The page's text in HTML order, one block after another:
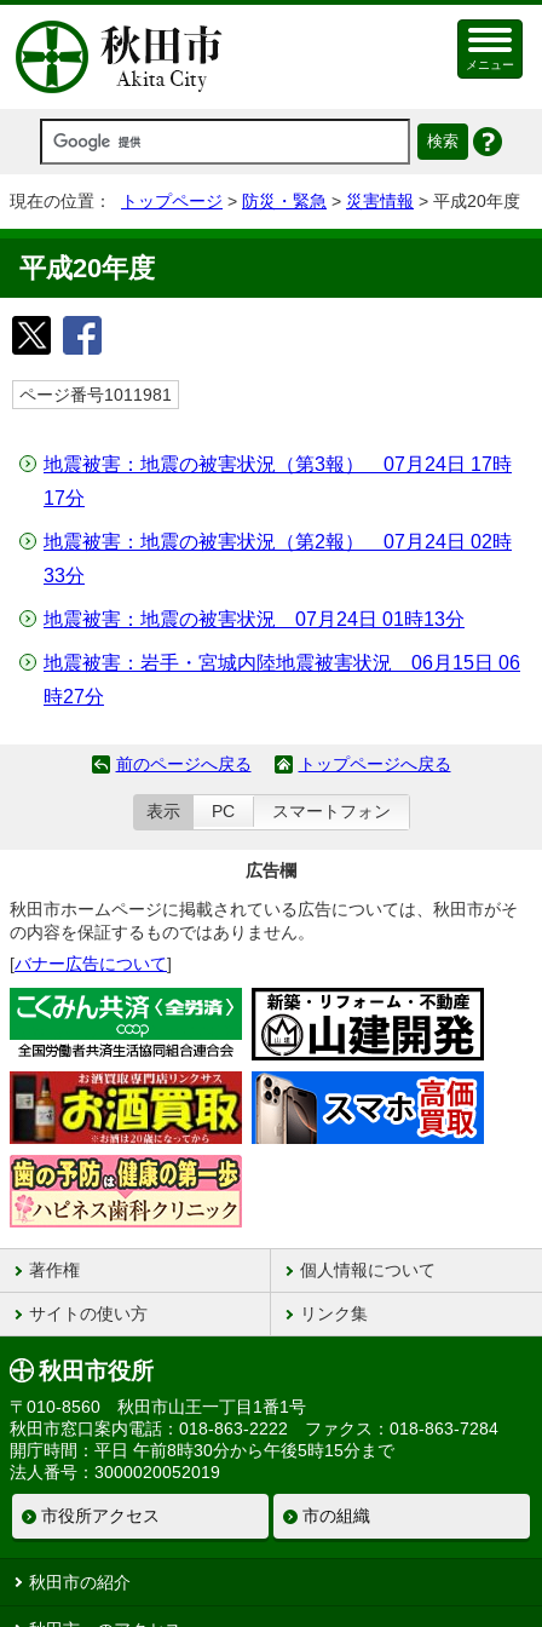
メニュー
現在の位置： トップページ > 防災・緊急 > 災害情報 > 平成20年度
平成20年度
ページ番号1011981
地震被害：地震の被害状況（第3報） 07月24日 17時
17分
地震被害：地震の被害状況（第2報） 07月24日 02時
33分
地震被害：地震の被害状況 07月24日 01時13分
地震被害：岩手・宮城内陸地震被害状況 06月15日 06
時27分
前のページへ戻る トップページへ戻る
表示 PC スマートフォン
広告欄
秋田市ホームページに掲載されている広告については、秋田市がそ
の内容を保証するものではありません。
[バナー広告について]
著作権 個人情報について
サイトの使い方 リンク集
秋田市役所
〒010-8560 秋田市山王一丁目1番1号
秋田市窓口案内電話：018-863-2222 ファクス：018-863-7284
開庁時間：平日 午前8時30分から午後5時15分まで
法人番号：3000020052019
市役所アクセス 市の組織
秋田市の紹介